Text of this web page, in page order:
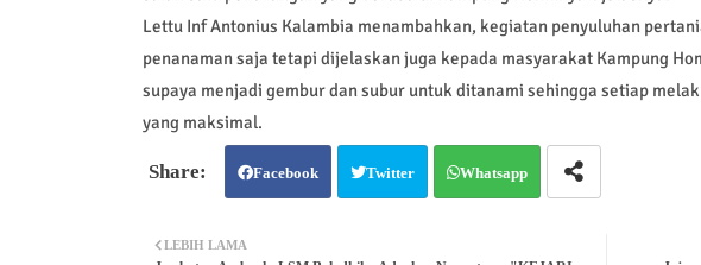
Lettu Inf Antonius Kalambia menambahkan, kegiatan penyuluhan
penanaman saja tetapi dijelaskan juga kepada masyarakat Kampung
supaya menjadi gembur dan subur untuk ditanami sehingga setiap
yang maksimal.
Facebook Twitter Whatsapp
LEBIH LAMA